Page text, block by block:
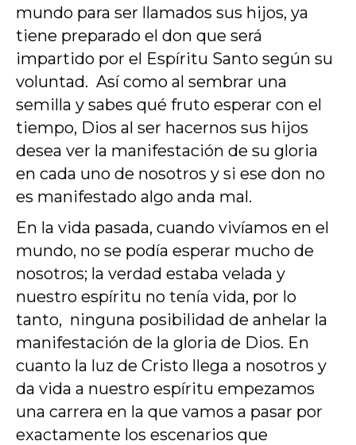
mundo para ser llamados sus hijos, ya
tiene preparado el don que será
impartido por el Espíritu Santo según su
voluntad. Así como al sembrar una
semilla y sabes qué fruto esperar con el
tiempo, Dios al ser hacernos sus hijos
desea ver la manifestación de su gloria
en cada uno de nosotros y si ese don no
es manifestado algo anda mal.
En la vida pasada, cuando vivíamos en el
mundo, no se podía esperar mucho de
nosotros; la verdad estaba velada y
nuestro espíritu no tenía vida, por lo
tanto, ninguna posibilidad de anhelar la
manifestación de la gloria de Dios. En
cuanto la luz de Cristo llega a nosotros y
da vida a nuestro espíritu empezamos
una carrera en la que vamos a pasar por
exactamente los escenarios que